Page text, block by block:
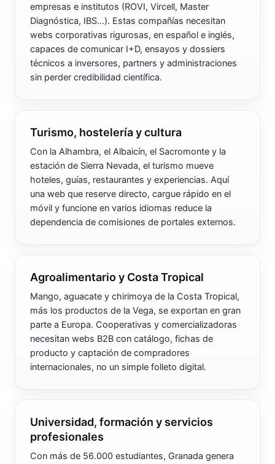
empresas e institutos (ROVI, Vircell, Master
Diagnóstica, IBS...). Estas compañías necesitan
webs corporativas rigurosas, en español e inglés,
capaces de comunicar I+D, ensayos y dossiers
técnicos a inversores, partners y administraciones
sin perder credibilidad científica.
Turismo, hostelería y cultura
Con la Alhambra, el Albaicín, el Sacromonte y la
estación de Sierra Nevada, el turismo mueve
hoteles, guías, restaurantes y experiencias. Aquí
una web que reserve directo, cargue rápido en el
móvil y funcione en varios idiomas reduce la
dependencia de comisiones de portales externos.
Agroalimentario y Costa Tropical
Mango, aguacate y chirimoya de la Costa Tropical,
más los productos de la Vega, se exportan en gran
parte a Europa. Cooperativas y comercializadoras
necesitan webs B2B con catálogo, fichas de
producto y captación de compradores
internacionales, no un simple folleto digital.
Universidad, formación y servicios
profesionales
Con más de 56.000 estudiantes, Granada genera